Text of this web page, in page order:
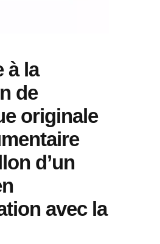
à la
de
originale
d’un
avec la